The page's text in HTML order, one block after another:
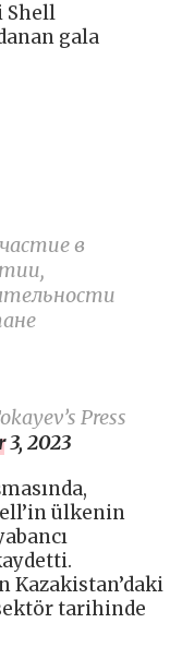
Shell
gala
в
Press
3, 2023
ülkenin
Kazakistan’daki
tarihinde